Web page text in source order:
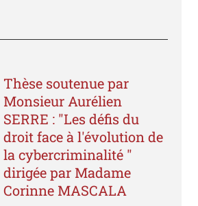
Thèse soutenue par
Monsieur Aurélien
SERRE : "Les défis du
droit face à l'évolution de
la cybercriminalité "
dirigée par Madame
Corinne MASCALA